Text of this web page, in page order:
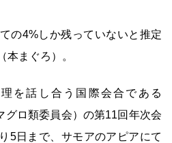
の4%しか残っていないと推定
本まぐろ）。
を話し合う国際会合である
グロ類委員会）の第11回年次会
5日まで、サモアのアピアにて